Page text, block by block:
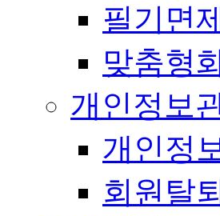
필기면
맞춤형
개인정보
개인정
회원탈